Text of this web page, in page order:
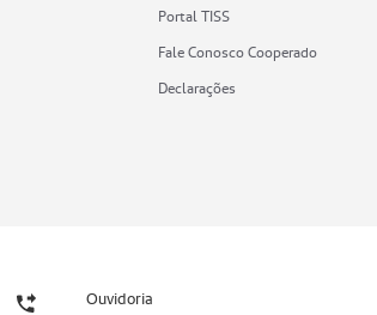
Portal TISS
Fale Conosco Cooperado
Declarações
Ouvidoria